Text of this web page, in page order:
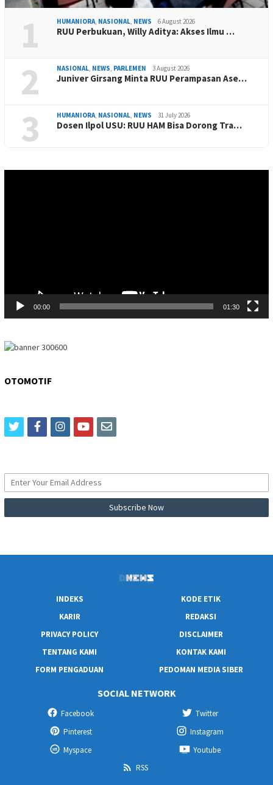
1 HUMANIORA, NASIONAL, NEWS 6 August 2026
RUU Perbukuan, Willy Aditya: Akses Ilmu …
2 NASIONAL, NEWS, PARLEMEN 3 August 2026
Juniver Girsang Minta RUU Perampasan Ase…
3 HUMANIORA, NASIONAL, NEWS 31 July 2026
Dosen Ilpol USU: RUU HAM Bisa Dorong Tra…
00:00 01:30
OTOMOTIF
twitterfacebookinstagram
youtubeemail
INDEKS
KODE ETIK
KARIR
REDAKSI
PRIVACY POLICY
DISCLAIMER
TENTANG KAMI
KONTAK KAMI
FORM PENGADUAN
PEDOMAN MEDIA SIBER
SOCIAL NETWORK
Facebook
Twitter
Pinterest
Instagram
Myspace
Youtube
RSS